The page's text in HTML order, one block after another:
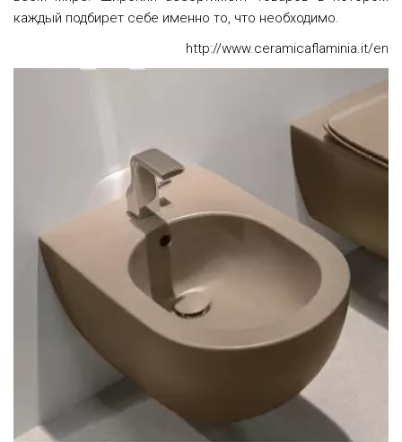
каждый подбирет себе именно то, что необходимо.
http://www.ceramicaflaminia.it/en